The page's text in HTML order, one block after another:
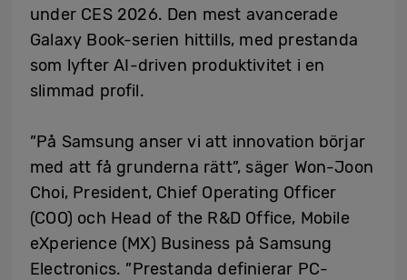
under CES 2026. Den mest avancerade
Galaxy Book-serien hittills, med prestanda
som lyfter AI-driven produktivitet i en
slimmad profil.
”På Samsung anser vi att innovation börjar
med att få grunderna rätt”, säger Won-Joon
Choi, President, Chief Operating Officer
(COO) och Head of the R&D Office, Mobile
eXperience (MX) Business på Samsung
Electronics. ”Prestanda definierar PC-